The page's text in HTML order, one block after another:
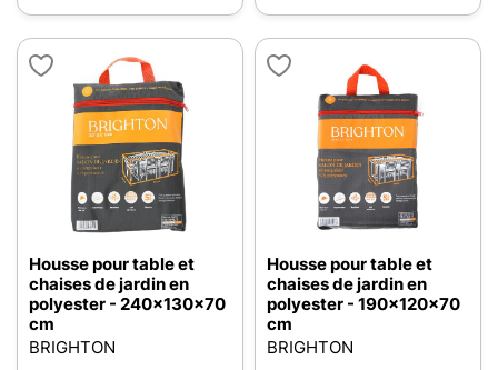
Housse pour table et
chaises de jardin en
polyester - 240x130x70
cm
BRIGHTON
Housse pour table et
chaises de jardin en
polyester - 190x120x70
cm
BRIGHTON